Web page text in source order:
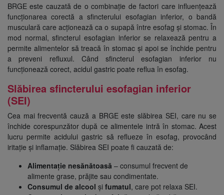
BRGE este cauzată de o combinație de factori care influențează
funcționarea corectă a sfincterului esofagian inferior, o bandă
musculară care acționează ca o supapă între esofag și stomac. În
mod normal, sfincterul esofagian inferior se relaxează pentru a
permite alimentelor să treacă în stomac și apoi se închide pentru
a preveni refluxul. Când sfincterul esofagian inferior nu
funcționează corect, acidul gastric poate reflua în esofag.
Slăbirea sfincterului esofagian inferior
(SEI)
Cea mai frecventă cauză a BRGE este slăbirea SEI, care nu se
închide corespunzător după ce alimentele intră în stomac. Acest
lucru permite acidului gastric să reflueze în esofag, provocând
iritație și inflamație. Slăbirea SEI poate fi cauzată de:
Alimentație nesănătoasă – consumul frecvent de
alimente grase, prăjite sau condimentate.
Consumul de alcool și fumatul, care pot relaxa SEI.